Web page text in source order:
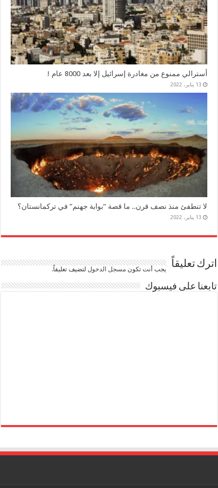
أسترالي ممنوع من مغادرة إسرائيل إلا بعد 8000 عام !
13 يناير، 2022
لا تنطفئ منذ نصف قرن.. ما قصة “بوابة جهنم” في تركمانستان؟
13 يناير، 2022
اترك تعليقاً يجب أنت تكون مسجل الدخوللتضيف تعليقاً.
تابعنا على فيسبوك